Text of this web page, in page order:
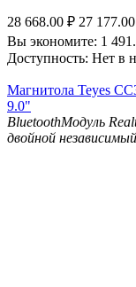
28 668.00 ₽ 27 177.00
Вы экономите: 1
Доступность: Нет в
Магнитола Teyes
9.0"
BluetoothМодуль
двойной